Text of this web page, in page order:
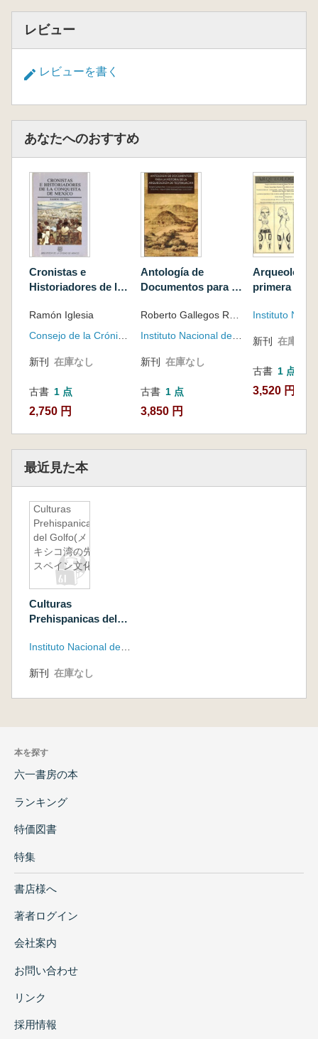
レビュー
レビューを書く
あなたへのおすすめ
Cronistas e
Historiadores de la
México : el Ciclo de
Hernán Cortés Ed.
記録者と歴史家たち:
の時代)
Ramón Iglesia
新刊 在庫なし
古書 1 点
2,750 円
Antología de
Documentos para la
arqueología de
Teotihuacán :
la Arqueología de
ィワカン考古学史の
ための文献アンソロ
考古学史プロジェク
ト)
新刊 在庫なし
古書 1 点
3,850 円
Arqueología
primera
ット
新刊 在庫なし
古書 1 点
3,520 円
最近見た本
Culturas
Prehispanicas
del Golfo(メ
キシコ湾の先
スペイン文化)
Culturas
Prehispanicas del
先スペイン文化)
新刊 在庫なし
本を探す
六一書房の本
ランキング
特価図書
特集
書店様へ
著者ログイン
会社案内
お問い合わせ
リンク
採用情報